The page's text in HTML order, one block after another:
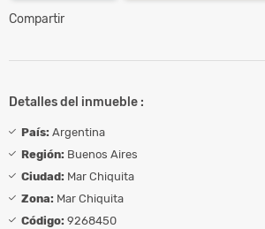
Compartir
Detalles del inmueble :
País: Argentina
Región: Buenos Aires
Ciudad: Mar Chiquita
Zona: Mar Chiquita
Código: 9268450